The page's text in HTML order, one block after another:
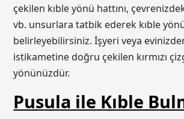
çekilen kıble yönü hattını,
vb. unsurlara tatbik ederek kıble
belirleyebilirsiniz. İşyeri veya
istikametine doğru çekilen kırmızı
yönünüzdür.
Pusula ile Kıble